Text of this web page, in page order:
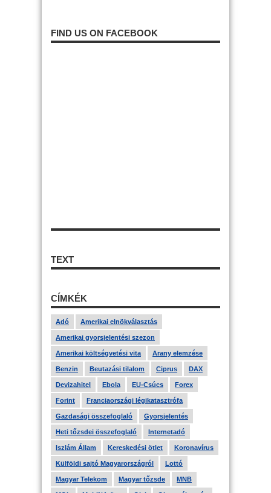
FIND US ON FACEBOOK
TEXT
CÍMKÉK
Adó Amerikai elnökválasztás
Amerikai gyorsjelentési szezon
Amerikai költségvetési vita Arany elemzése
Benzin Beutazási tilalom Ciprus DAX
Devizahitel Ebola EU-Csúcs Forex
Forint Franciaországi légikatasztrófa
Gazdasági összefoglaló Gyorsjelentés
Heti tőzsdei összefoglaló Internetadó
Iszlám Állam Kereskedési ötlet Koronavírus
Külföldi sajtó Magyarországról Lottó
Magyar Telekom Magyar tőzsde MNB